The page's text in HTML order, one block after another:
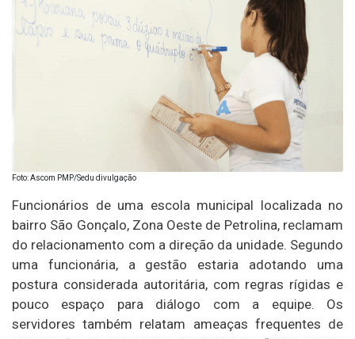
Foto: Ascom PMP/Sedu divulgação
Funcionários de uma escola municipal localizada no
bairro São Gonçalo, Zona Oeste de Petrolina, reclamam
do relacionamento com a direção da unidade. Segundo
uma funcionária, a gestão estaria adotando uma
postura considerada autoritária, com regras rígidas e
pouco espaço para diálogo com a equipe. Os
servidores também relatam ameaças frequentes de